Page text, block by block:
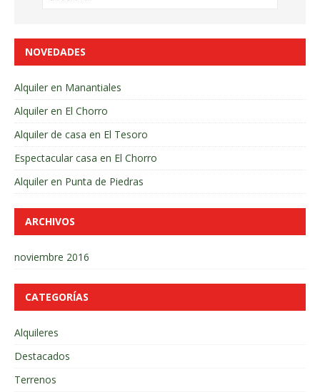
NOVEDADES
Alquiler en Manantiales
Alquiler en El Chorro
Alquiler de casa en El Tesoro
Espectacular casa en El Chorro
Alquiler en Punta de Piedras
ARCHIVOS
noviembre 2016
CATEGORÍAS
Alquileres
Destacados
Terrenos